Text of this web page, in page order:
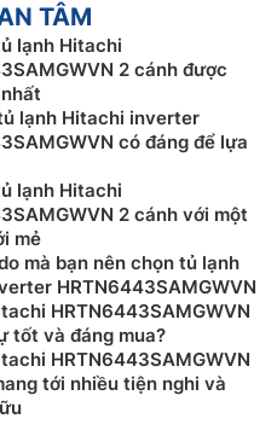
năng Tự Động Làm Đá,
bất cứ khi nào bạn cần.
không gian giúp tối ưu
đá. Bình chứa nước 4L
TÂM
lạnh Hitachi
2 cánh được
lạnh Hitachi inverter
có đáng để lựa
lạnh Hitachi
2 cánh với một
mẻ
mà bạn nên chọn tủ lạnh
HRTN6443SAMGWVN
HRTN6443SAMGWVN
tốt và đáng mua?
HRTN6443SAMGWVN
tới nhiều tiện nghi và